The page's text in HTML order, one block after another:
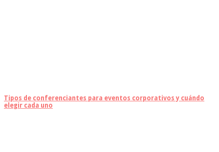
Tipos de conferenciantes para eventos corporativos y cuándo
elegir cada uno